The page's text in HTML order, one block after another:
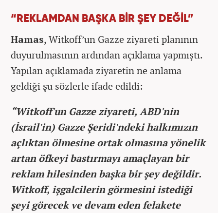
“REKLAMDAN BAŞKA BİR ŞEY DEĞİL”
Hamas, Witkoff’un Gazze ziyareti planının
duyurulmasının ardından açıklama yapmıştı.
Yapılan açıklamada ziyaretin ne anlama
geldiği şu sözlerle ifade edildi:
“Witkoff'un Gazze ziyareti, ABD'nin
(İsrail'in) Gazze Şeridi'ndeki halkımızın
açlıktan ölmesine ortak olmasına yönelik
artan öfkeyi bastırmayı amaçlayan bir
reklam hilesinden başka bir şey değildir.
Witkoff, işgalcilerin görmesini istediği
şeyi görecek ve devam eden felakete